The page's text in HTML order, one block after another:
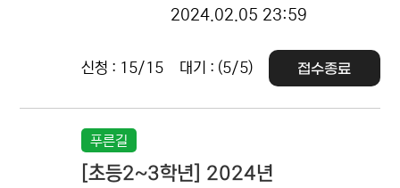
2024.02.05 23:59
신청 : 15/15 대기 : (5/5) 접수종료
푸른길
[초등2~3학년] 2024년